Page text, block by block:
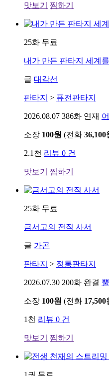
맛보기 찜하기
25화 무료
내가 만든 판타지 세계
글 대각선
판타지 > 퓨전판타지
2026.08.07 386화 연재
소장 100원 (전화 36,100
2.1천 리뷰 0 건
맛보기 찜하기
25화 무료
금서고의 전직 사서
글 가곤
판타지 > 정통판타지
2026.07.30 200화 완결
소장 100원 (전화 17,500
1천 리뷰 0 건
맛보기 찜하기